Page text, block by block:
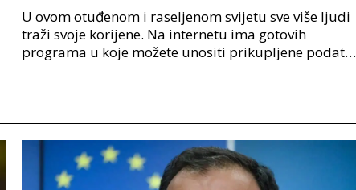
U ovom otuđenom i raseljenom svijetu sve više ljudi
traži svoje korijene. Na internetu ima gotovih
programa u koje možete unositi prikupljene podatke